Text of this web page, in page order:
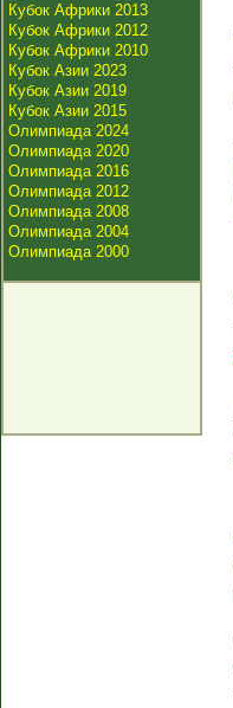
Кубок Африки 2013
Кубок Африки 2012
Кубок Африки 2010
Кубок Азии 2023
Кубок Азии 2019
Кубок Азии 2015
Олимпиада 2024
Олимпиада 2020
Олимпиада 2016
Олимпиада 2012
Олимпиада 2008
Олимпиада 2004
Олимпиада 2000